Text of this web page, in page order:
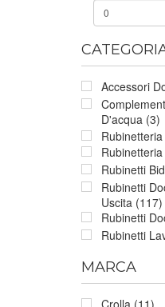
Accessori
D'acqua (3)
Rubinetti
Rubinetti
Uscita (117)
Rubinetti
Rubinetti
MARCA
Crolla (11)